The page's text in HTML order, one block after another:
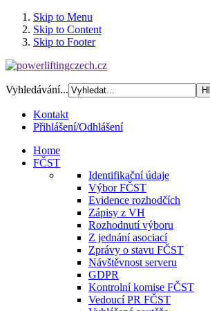
Skip to Menu
Skip to Content
Skip to Footer
Vyhledávání...
Kontakt
Přihlášení/Odhlášení
Home
FČST
Identifikační údaje
Výbor FČST
Evidence rozhodčích
Zápisy z VH
Rozhodnutí výboru
Z jednání asociací
Zprávy o stavu FČST
Návštěvnost serveru
GDPR
Kontrolní komise FČST
Vedoucí PR FČST